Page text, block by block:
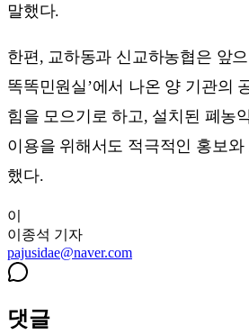
말했다.
한편, 교하동과 신교하농협은 앞
똑똑민원실’에서 나온 양 기관의
힘을 모으기로 하고, 설치된 폐농
이용을 위해서도 적극적인 홍보와
했다.
이
이종석 기자
pajusidae@naver.com
댓글